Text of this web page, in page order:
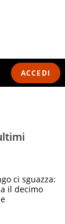
ACCEDI
ci sguazza:
il decimo